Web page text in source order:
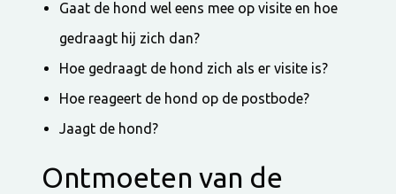
Gaat de hond wel eens mee op visite en hoe
gedraagt hij zich dan?
Hoe gedraagt de hond zich als er visite is?
Hoe reageert de hond op de postbode?
Jaagt de hond?
Ontmoeten van de